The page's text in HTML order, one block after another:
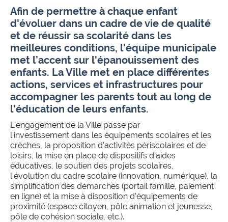
Afin de permettre à chaque enfant
d'évoluer dans un cadre de vie de qualité
et de réussir sa scolarité dans les
meilleures conditions, l’équipe municipale
met l’accent sur l'épanouissement des
enfants. La Ville met en place différentes
actions, services et infrastructures pour
accompagner les parents tout au long de
l'éducation de leurs enfants.
L'engagement de la Ville passe par
l'investissement dans les équipements scolaires et les
crèches, la proposition d'activités périscolaires et de
loisirs, la mise en place de dispositifs d'aides
éducatives, le soutien des projets scolaires,
l'évolution du cadre scolaire (innovation, numérique), la
simplification des démarches (portail famille, paiement
en ligne) et la mise à disposition d'équipements de
proximité (espace citoyen, pôle animation et jeunesse,
pôle de cohésion sociale, etc.).